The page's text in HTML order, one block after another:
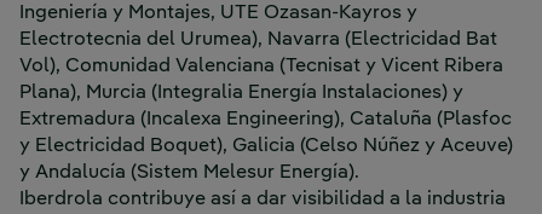
Ingeniería y Montajes, UTE Ozasan-Kayros y
Electrotecnia del Urumea), Navarra (Electricidad Bat
Vol), Comunidad Valenciana (Tecnisat y Vicent Ribera
Plana), Murcia (Integralia Energía Instalaciones) y
Extremadura (Incalexa Engineering), Cataluña (Plasfoc
y Electricidad Boquet), Galicia (Celso Núñez y Aceuve)
y Andalucía (Sistem Melesur Energía).
Iberdrola contribuye así a dar visibilidad a la industria